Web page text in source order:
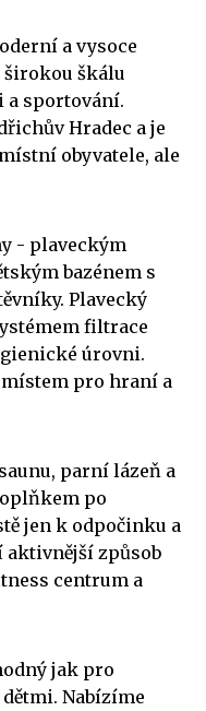
a vysoce
škálu
a sportování.
Hradec a je
obyvatele, ale
- plaveckým
bazénem s
Plavecký
filtrace
úrovni.
pro hraní a
parní lázeň a
po
jen k odpočinku a
aktivnější způsob
centrum a
jak pro
Nabízíme